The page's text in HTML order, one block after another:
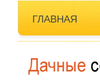
ГЛАВНАЯ